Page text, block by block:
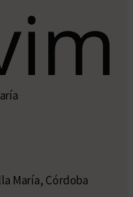
María, Córdoba